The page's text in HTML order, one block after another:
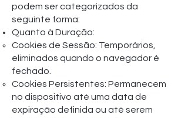
podem ser categorizados da
seguinte forma:
Quanto à Duração:
Cookies de Sessão: Temporários,
eliminados quando o navegador é
fechado.
Cookies Persistentes: Permanecem
no dispositivo até uma data de
expiração definida ou até serem